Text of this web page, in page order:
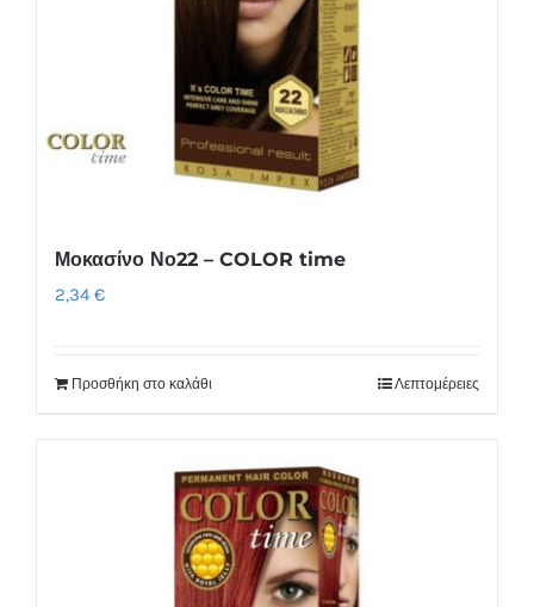
Μοκασίνο Νο22 – COLOR time
2,34 €
Προσθήκη στο καλάθι Λεπτομέρειες